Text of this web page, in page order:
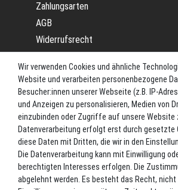
Zahlungsarten
AGB
Widerrufsrecht
Impressum
Datenschutz
Batterieverordnung
Versand
Blog
TOP-KATEGORIEN
Angel-Rollen
Wir verwenden Cookies und ähnliche
Website und verarbeiten personenbezogene
Besucher:innen unserer Webseite (z.B. IP-
und Anzeigen zu personalisieren, Medien von
einzubinden oder Zugriffe auf unsere Website
Datenverarbeitung erfolgt erst durch gesetzte
diese Daten mit Dritten, die wir in den
Die Datenverarbeitung kann mit Einwilligung
berechtigten Interesses erfolgen. Die
abgelehnt werden. Es besteht das Recht,